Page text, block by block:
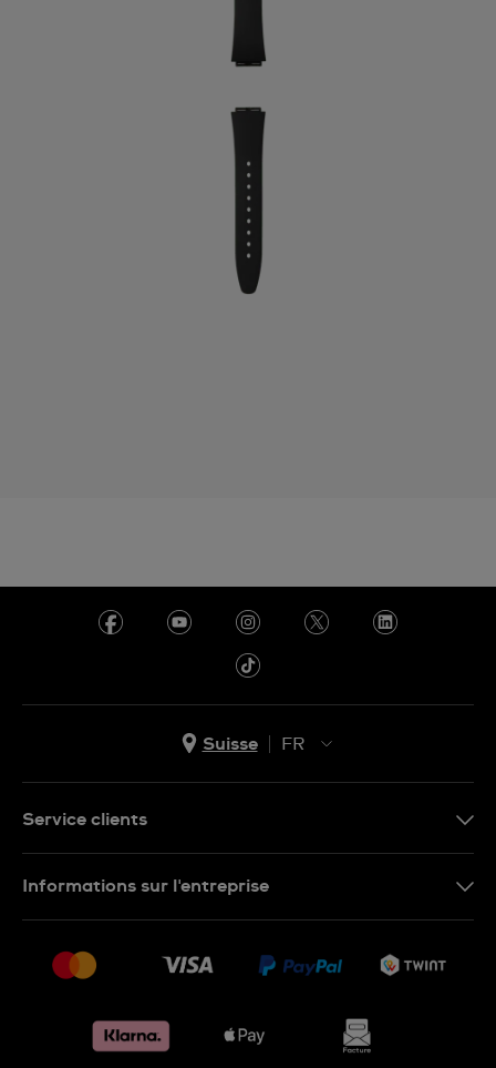
Suisse
FR
IT
Service clients
Retours
Conditions de vente
Informations sur l'entreprise
Jobs